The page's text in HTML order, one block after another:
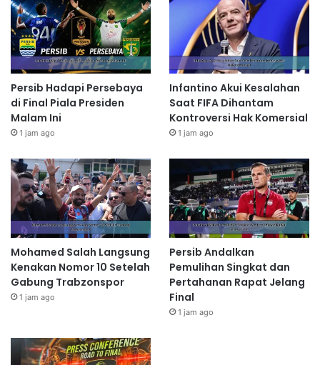
Persib Hadapi Persebaya
di Final Piala Presiden
Malam Ini
1 jam ago
Infantino Akui Kesalahan
Saat FIFA Dihantam
Kontroversi Hak Komersial
1 jam ago
Mohamed Salah Langsung
Kenakan Nomor 10 Setelah
Gabung Trabzonspor
1 jam ago
Persib Andalkan
Pemulihan Singkat dan
Pertahanan Rapat Jelang
Final
1 jam ago